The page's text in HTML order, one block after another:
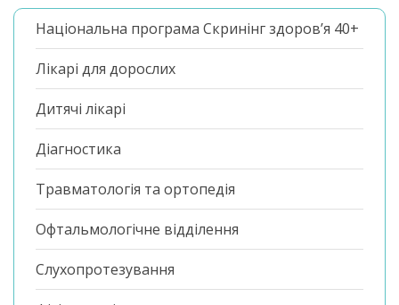
Національна програма Скринінг здоров’я 40+
Лікарі для дорослих
Дитячі лікарі
Діагностика
Травматологія та ортопедія
Офтальмологічне відділення
Слухопротезування